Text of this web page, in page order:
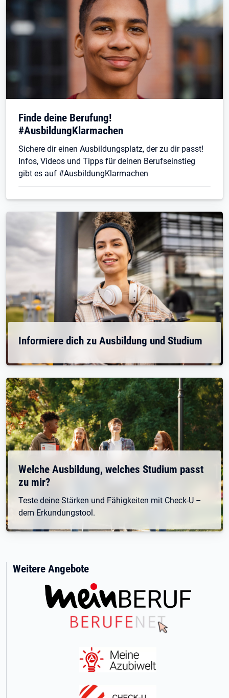
Finde deine Berufung!
#AusbildungKlarmachen
Sichere dir einen Ausbildungsplatz, der zu dir passt!
Infos, Videos und Tipps für deinen Berufseinstieg
gibt es auf #AusbildungKlarmachen
Informiere dich zu Ausbildung und Studium
Welche Ausbildung, welches Studium passt
zu mir?
Teste deine Stärken und Fähigkeiten mit Check-U –
dem Erkundungstool.
Weitere Angebote